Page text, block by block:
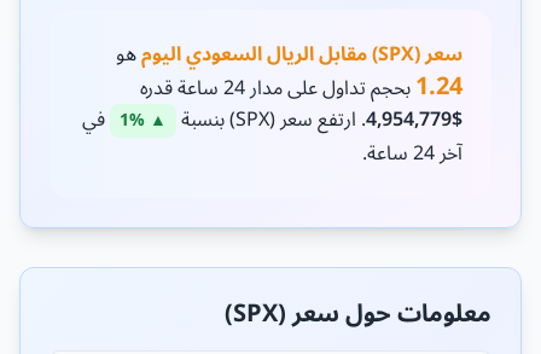
سعر (SPX) مقابل الريال السعودي اليوم هو
1.24بحجم تداول على مدار 24 ساعة قدره
$4,954,779 . ارتفع سعر (SPX) بنسبة ▲ 1%
في
آخر 24 ساعة.
معلومات حول سعر (SPX)